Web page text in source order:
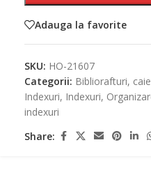
Adauga la favorite
SKU: HO-21607
Categorii: Bibliorafturi,
Indexuri, Indexuri,
indexuri
Share: